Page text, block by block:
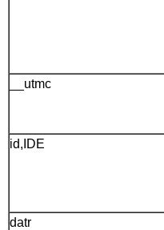
__utmc
id,IDE
datr